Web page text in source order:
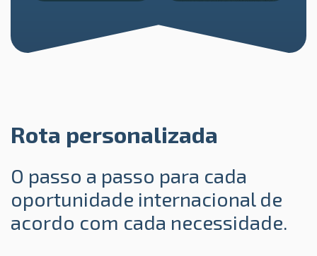
Rota personalizada
O passo a passo para cada
oportunidade internacional de
acordo com cada necessidade.